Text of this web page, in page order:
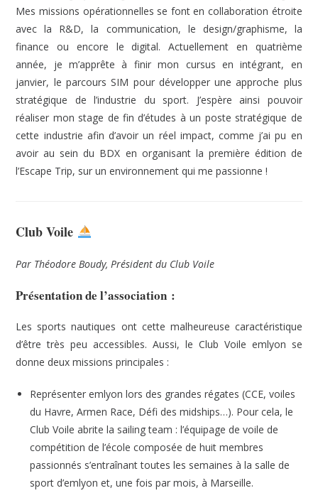
Mes missions opérationnelles se font en collaboration étroite
avec la R&D, la communication, le design/graphisme, la
finance ou encore le digital. Actuellement en quatrième
année, je m’apprête à finir mon cursus en intégrant, en
janvier, le parcours SIM pour développer une approche plus
stratégique de l’industrie du sport. J’espère ainsi pouvoir
réaliser mon stage de fin d’études à un poste stratégique de
cette industrie afin d’avoir un réel impact, comme j’ai pu en
avoir au sein du BDX en organisant la première édition de
l’Escape Trip, sur un environnement qui me passionne !
Club Voile
Par Théodore Boudy, Président du Club Voile
Présentation de l’association :
Les sports nautiques ont cette malheureuse caractéristique
d’être très peu accessibles. Aussi, le Club Voile emlyon se
donne deux missions principales :
Représenter emlyon lors des grandes régates (CCE, voiles
du Havre, Armen Race, Défi des midships…). Pour cela, le
Club Voile abrite la sailing team : l’équipage de voile de
compétition de l’école composée de huit membres
passionnés s’entraînant toutes les semaines à la salle de
sport d’emlyon et, une fois par mois, à Marseille.